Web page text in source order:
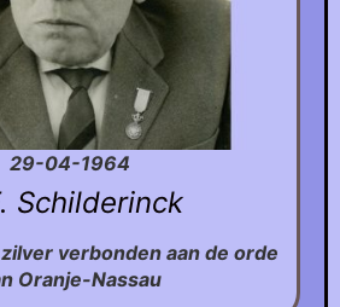
29-04-1964
Schilderinck
verbonden aan de orde
Oranje-Nassau